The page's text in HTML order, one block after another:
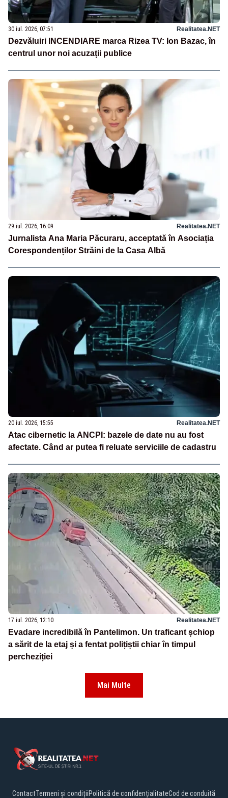
30 iul. 2026, 07:51 Realitatea.NET
Dezvăluiri INCENDIARE marca Rizea TV: Ion Bazac, în
centrul unor noi acuzații publice
29 iul. 2026, 16:09 Realitatea.NET
Jurnalista Ana Maria Păcuraru, acceptată în Asociația
Corespondenților Străini de la Casa Albă
20 iul. 2026, 15:55 Realitatea.NET
Atac cibernetic la ANCPI: bazele de date nu au fost
afectate. Când ar putea fi reluate serviciile de cadastru
17 iul. 2026, 12:10 Realitatea.NET
Evadare incredibilă în Pantelimon. Un traficant șchiop
a sărit de la etaj și a fentat polițiștii chiar în timpul
percheziției
Mai Multe
ContactTermeni și condițiiPolitică de confidențialitateCod de conduită